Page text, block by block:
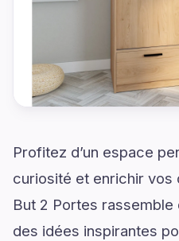
Profitez d’un espace
curiosité et enrichir
But 2 Portes
des idées inspirantes